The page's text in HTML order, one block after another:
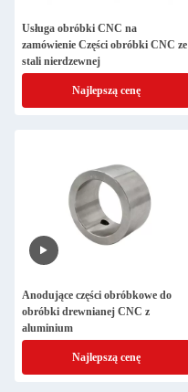
Usługa obróbki CNC na
zamówienie Części obróbki CNC ze
stali nierdzewnej
Najlepszą cenę
Anodujące części obróbkowe do
obróbki drewnianej CNC z
aluminium
Najlepszą cenę